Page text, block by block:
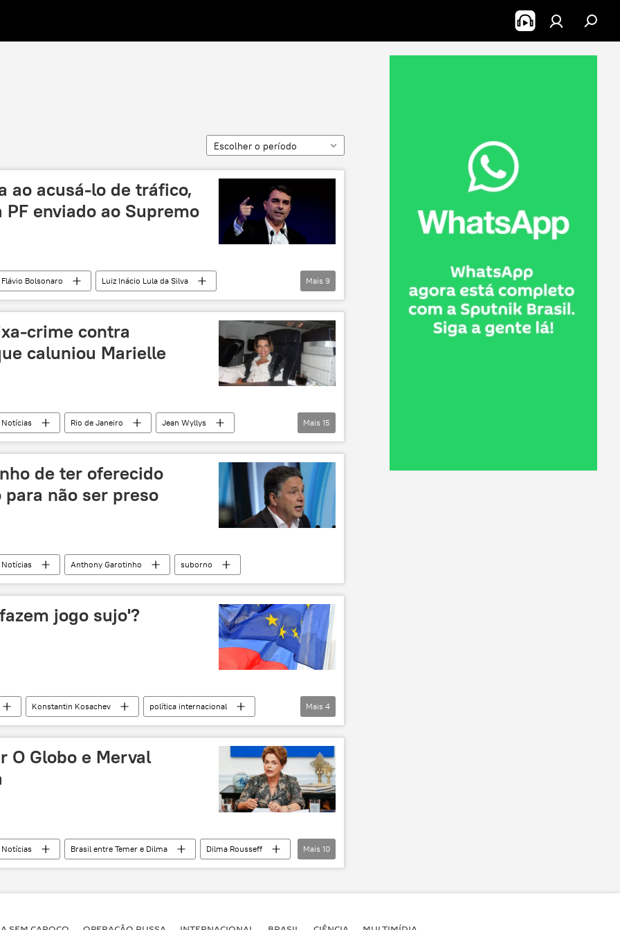
Escolher o período
ao acusá-lo de tráfico,
enviado ao Supremo
Flávio Bolsonaro
Luiz Inácio Lula da Silva
Venezuela
Polícia Federal (PF)
tráfico de armas
Mais 9
crime contra
caluniou Marielle
Notícias Rio de Janeiro
Jean Wyllys
Neves Nancy Andrighi Psol
TJRJ
racismo
Mais 15
de ter oferecido
não ser preso
Notícias Anthony Garotinho suborno
jogo sujo'?
Konstantin Kosachev
política internacional
União Europeia
Mais 4
O Globo e Merval
Notícias Brasil entre Temer e Dilma
Dilma Rousseff
Petrobras O Globo
denúncia
Mais 10